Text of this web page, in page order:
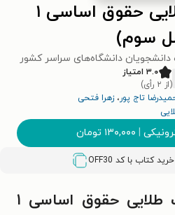
کتاب کتاب طلایی حقوق اساسی ۱
سوم)
دانشگاه‌های سراسر کشور
۳.۰ امتیاز
(از ۲ رأی)
تاج پور، زهرا فتحی
| ۱۳۰,۰۰۰ تومان
OFF30
معرفی کتاب کتاب طلایی حقوق اساسی ۱